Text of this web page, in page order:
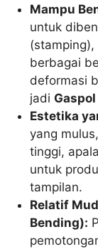
Mampu
untuk
berbagai
deformasi
jadi Gaspol
Estetika
yang
tinggi,
untuk
tampilan.
Relatif
Bending):